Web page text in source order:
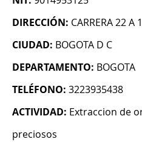
DIRECCIÓN: CARRERA 22 A
CIUDAD: BOGOTA D C
DEPARTAMENTO: BOGOTA
TELÉFONO: 3223935438
ACTIVIDAD: Extraccion de
preciosos